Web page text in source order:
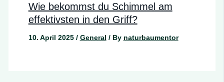
Wie bekommst du Schimmel am
effektivsten in den Griff?
10. April 2025 / General / By naturbaumentor